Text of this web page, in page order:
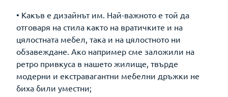
• Какъв е дизайнът им. Най-важното е той да
отговаря на стила както на вратичките и на
цялостната мебел, така и на цялостното ни
обзавеждане. Ако например сме заложили на
ретро привкуса в нашето жилище, твърде
модерни и екстравагантни мебелни дръжки не
биха били уместни;